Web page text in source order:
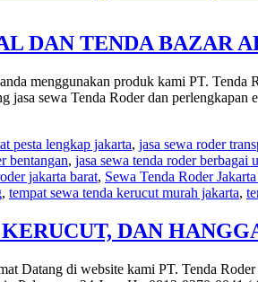
DAN TENDA BAZAR
menggunakan produk kami PT. Tenda
jasa sewa Tenda Roder dan
pesta lengkap jakarta, jasa sewa roder
bentangan, jasa sewa tenda roder berbagai
jakarta barat, Sewa Tenda Roder
, tempat sewa tenda kerucut murah jakarta,
DAN
Datang di website kami PT. Tenda